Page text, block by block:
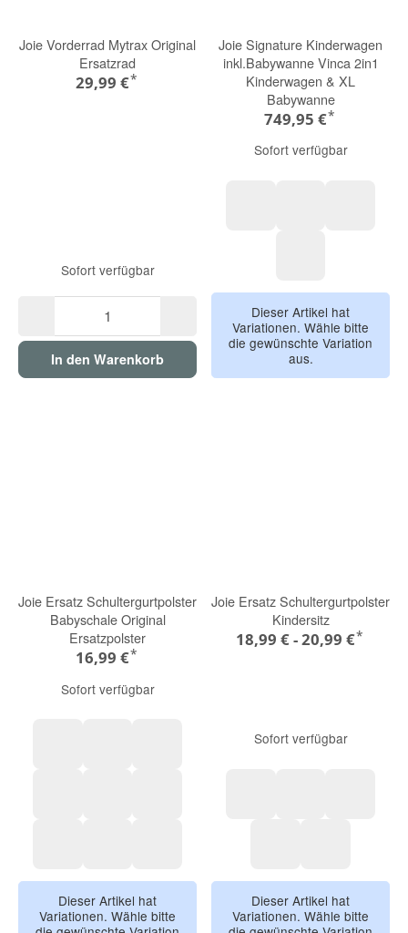
Joie Vorderrad Mytrax Original
Ersatzrad
29,99 €*
Sofort verfügbar
In den Warenkorb
Joie Signature Kinderwagen
inkl.Babywanne Vinca 2in1
Kinderwagen & XL
Babywanne
749,95 €*
Sofort verfügbar
Dieser Artikel hat
Variationen. Wähle bitte
die gewünschte Variation
aus.
Joie Ersatz Schultergurtpolster
Babyschale Original
Ersatzpolster
16,99 €*
Sofort verfügbar
Dieser Artikel hat
Variationen. Wähle bitte
Joie Ersatz Schultergurtpolster
Kindersitz
18,99 € -20,99 €*
Sofort verfügbar
Dieser Artikel hat
Variationen. Wähle bitte